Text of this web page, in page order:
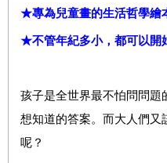
★專為兒童畫的生活哲學繪
★不管年紀多小，都可以開
孩子是全世界最不怕問問題
想知道的答案。而大人們又
呢？